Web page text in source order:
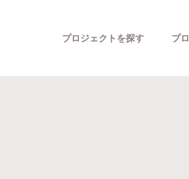
プロジェクトを探す プ